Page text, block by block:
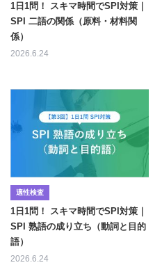
1日1問！ スキマ時間でSPI対策｜
SPI 二語の関係（原料・材料関
係）
2026.6.24
適性検査
1日1問！ スキマ時間でSPI対策｜
SPI 熟語の成り立ち（動詞と目的
語）
2026.6.24